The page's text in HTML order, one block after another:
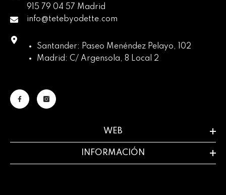
915 79 04 57 Madrid
info@tetebyodette.com
Santander: Paseo Menéndez Pelayo, 102
Madrid: C/ Argensola, 8 Local 2
WEB
INFORMACIÓN